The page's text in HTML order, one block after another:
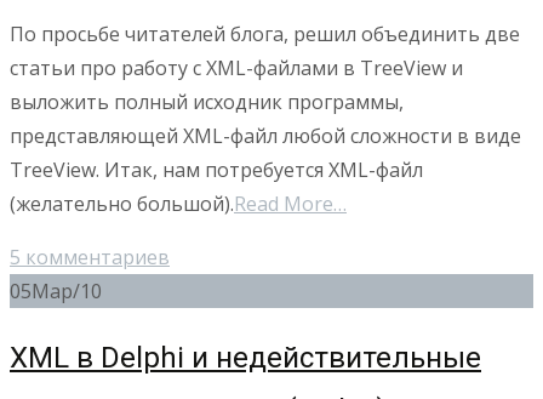
По просьбе читателей блога, решил объединить две
статьи про работу с XML-файлами в TreeView и
выложить полный исходник программы,
представляющей XML-файл любой сложности в виде
TreeView. Итак, нам потребуется XML-файл
(желательно большой).Read More…
5 комментариев
05Мар/10
XML в Delphi и недействительные